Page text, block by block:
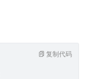
复制代码